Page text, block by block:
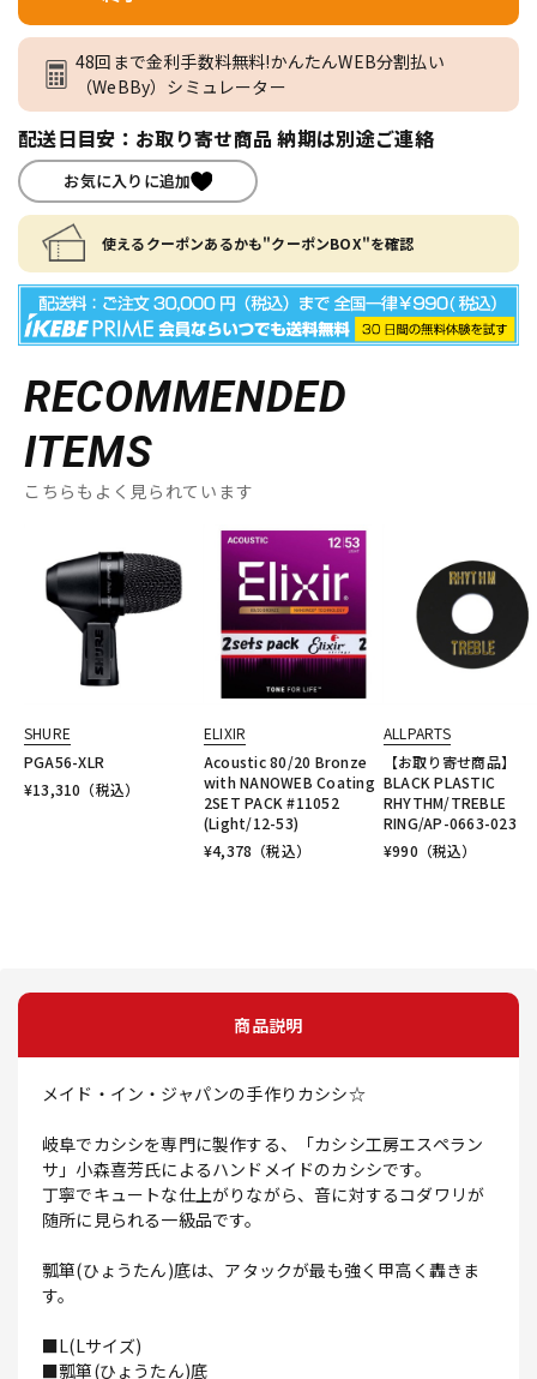
48回まで金利手数料無料!かんたんWEB分割払い
（WeBBy）シミュレーター
配送日目安：お取り寄せ商品 納期は別途ご連絡
お気に入りに追加
使えるクーポンあるかも"クーポンBOX"を確認
RECOMMENDED
ITEMS
こちらもよく見られています
SHURE
PGA56-XLR
¥13,310 （税込）
ELIXIR
Acoustic 80/20 Bronze
with NANOWEB Coating
2SET PACK #11052
(Light/12-53)
¥4,378 （税込）
ALLPARTS
【お取り寄せ商品】
BLACK PLASTIC
RHYTHM/TREBLE
RING/AP-0663-023
¥990 （税込）
商品説明
メイド・イン・ジャパンの手作りカシシ☆
岐阜でカシシを専門に製作する、「カシシ工房エスペラン
サ」小森喜芳氏によるハンドメイドのカシシです。
丁寧でキュートな仕上がりながら、音に対するコダワリが
随所に見られる一級品です。
瓢箪(ひょうたん)底は、アタックが最も強く甲高く轟きま
す。
■L(Lサイズ)
■瓢箪(ひょうたん)底